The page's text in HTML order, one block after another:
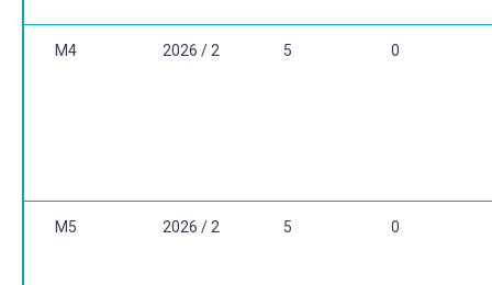
M4 2026 / 2 5 0
M5 2026 / 2 5 0